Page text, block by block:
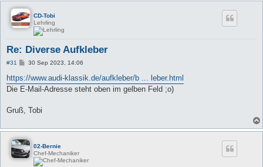
CD-Tobi
Lehrling
Re: Diverse Aufkleber
#31
B
i
t
r
30 Sep 2023, 14:06
https://www.audi-klassik.de/aufkleber/b ... leber.html
Die E-Mail-Adresse steht oben im gelben Feld ;o)
Gruß, Tobi
02-Bernie
Chef-Mechaniker